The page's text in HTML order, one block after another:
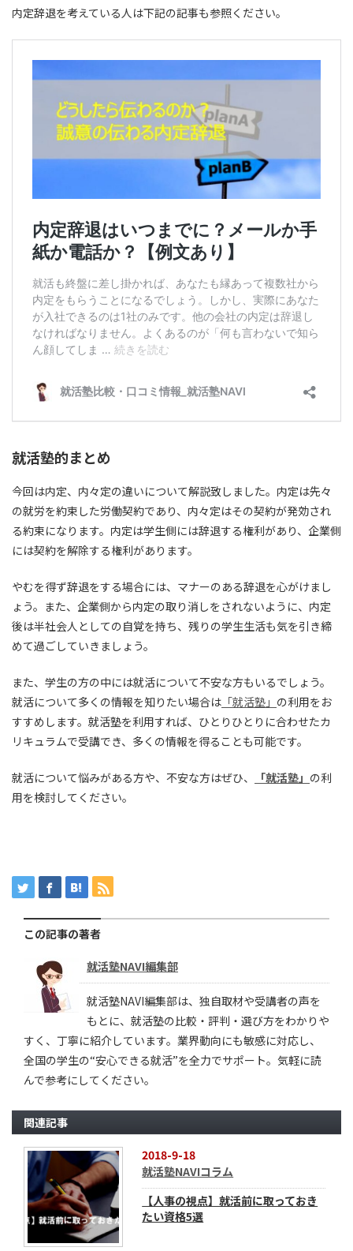
内定辞退を考えている人は下記の記事も参照ください。
就活塾的まとめ
今回は内定、内々定の違いについて解説致しました。 内定は先々
の就労を約束した労働契約であり、 内々定はその契約が発効され
る約束になります。内定は学生側には辞退する権利があり、企業側
には契約を解除する権利があります。
やむを得ず辞退をする場合には、マナーのある辞退を心がけまし
ょう。また、企業側から内定の取り消しをされないように、内定
後は半社会人としての自覚を持ち、残りの学生生活も気を引き締
めて過ごしていきましょう。
また、学生の方の中には就活について不安な方もいるでしょう。
就活について多くの情報を知りたい場合は 「就活塾」 の利用をお
すすめします。 就活塾を利用すれば、ひとりひとりに合わせたカ
リキュラムで受講でき、多くの情報を得ることも可能です。
就活について悩みがある方や、不安な方はぜひ、 「就活塾」 の利
用を検討してください。
この記事の著者
就活塾NAVI編集部
就活塾NAVI編集部は、独自取材や受講者の声を
もとに、就活塾の比較・評判・選び方をわかりや
すく、丁寧に紹介しています。業界動向にも敏感に対応し、
全国の学生の“安心できる就活”を全力でサポート。気軽に読
んで参考にしてください。
関連記事
2018-9-18
就活塾NAVIコラム
【人事の視点】就活前に取っておき
たい資格5選